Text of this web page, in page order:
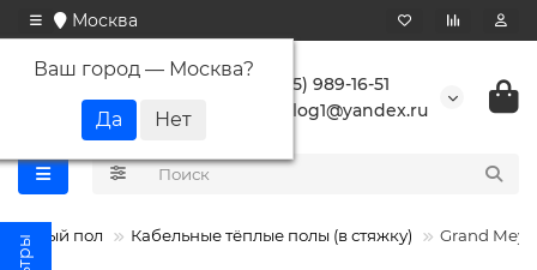
Москва
Ваш город — Москва?
+7 (495) 989-16-51
buranlog1@yandex.ru
Теплый пол Кабельные тёплые полы (в стяжку) Grand